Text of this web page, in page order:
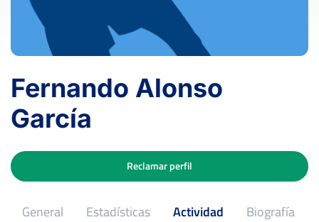
Fernando Alonso
García
General Estadísticas Actividad Biografía
Reclamar perfil